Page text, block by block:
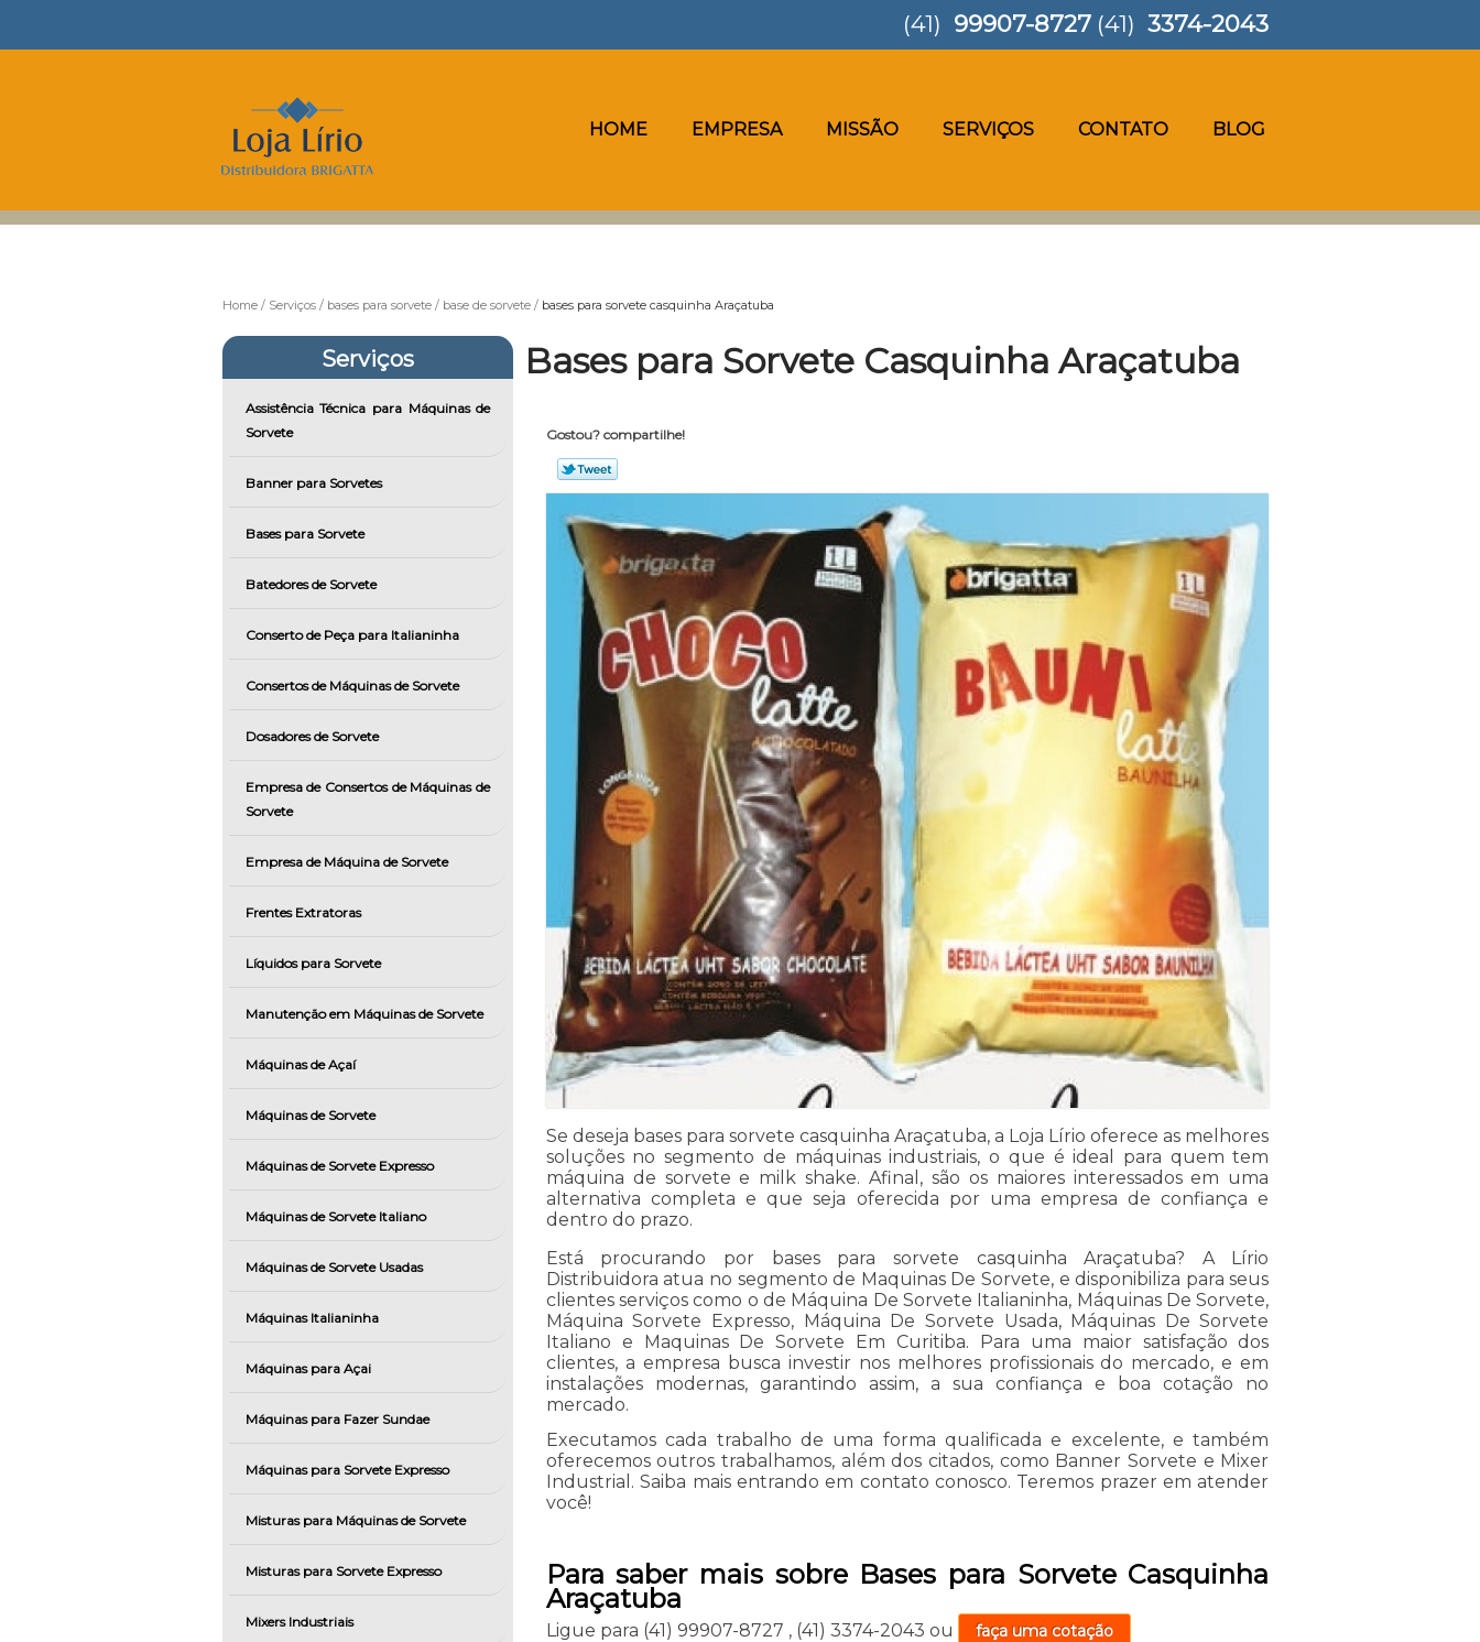
HOME EMPRESA MISSÃO SERVIÇOS CONTATO BLOG
(41) 99907-8727 (41) 3374-2043
Home Serviços bases para sorvete base de sorvete bases para sorvete casquinha Araçatuba
Serviços
Assistência Técnica para Máquinas de
Sorvete
Banner para Sorvetes
Bases para Sorvete
Batedores de Sorvete
Conserto de Peça para Italianinha
Consertos de Máquinas de Sorvete
Dosadores de Sorvete
Empresa de Consertos de Máquinas de
Sorvete
Empresa de Máquina de Sorvete
Frentes Extratoras
Líquidos para Sorvete
Manutenção em Máquinas de Sorvete
Máquinas de Açaí
Máquinas de Sorvete
Máquinas de Sorvete Expresso
Máquinas de Sorvete Italiano
Máquinas de Sorvete Usadas
Máquinas Italianinha
Máquinas para Açai
Máquinas para Fazer Sundae
Máquinas para Sorvete Expresso
Misturas para Máquinas de Sorvete
Misturas para Sorvete Expresso
Mixers Industriais
Bases para Sorvete Casquinha Araçatuba
Gostou? compartilhe!
Se deseja bases para sorvete casquinha Araçatuba, a Loja Lírio oferece as melhores
soluções no segmento de máquinas industriais, o que é ideal para quem tem
máquina de sorvete e milk shake. Afinal, são os maiores interessados em uma
alternativa completa e que seja oferecida por uma empresa de confiança e
dentro do prazo.
Está procurando por bases para sorvete casquinha Araçatuba? A Lírio
Distribuidora atua no segmento de Maquinas De Sorvete, e disponibiliza para seus
clientes serviços como o de Máquina De Sorvete Italianinha, Máquinas De Sorvete,
Máquina Sorvete Expresso, Máquina De Sorvete Usada, Máquinas De Sorvete
Italiano e Maquinas De Sorvete Em Curitiba. Para uma maior satisfação dos
clientes, a empresa busca investir nos melhores profissionais do mercado, e em
instalações modernas, garantindo assim, a sua confiança e boa cotação no
mercado.
Executamos cada trabalho de uma forma qualificada e excelente, e também
oferecemos outros trabalhamos, além dos citados, como Banner Sorvete e Mixer
Industrial. Saiba mais entrando em contato conosco. Teremos prazer em atender
você!
Para saber mais sobre Bases para Sorvete Casquinha
Araçatuba
Ligue para (41) 99907-8727 , (41) 3374-2043 ou faça uma cotação